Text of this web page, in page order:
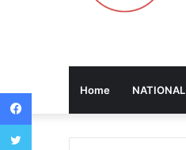
Home NATIONAL